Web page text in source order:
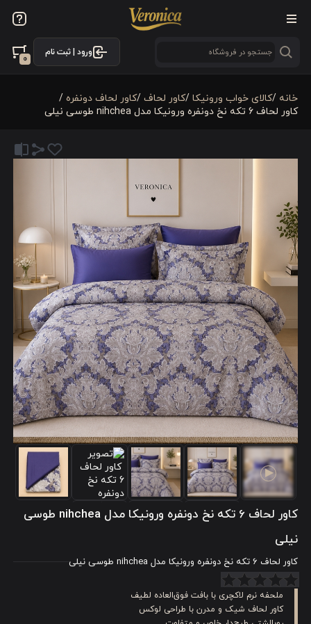
ورود | ثبت نام
0
خانه /کالای خواب ورونیکا /کاور لحاف /کاور لحاف دونفره /
کاور لحاف 6 تکه نخ دونفره ورونیکا مدل nihchea طوسی نیلی
کاور لحاف 6 تکه نخ دونفره ورونیکا مدل nihchea طوسی
نیلی
کاور لحاف 6 تکه نخ دونفره ورونیکا مدل nihchea طوسی نیلی
ملحفه نرم لاکچری با بافت فوق‌العاده لطیف
کاور لحاف شیک و مدرن با طراحی لوکس